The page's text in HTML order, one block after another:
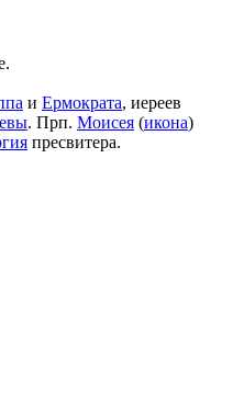
и Ермократа, иереев
. Прп. Моисея (икона)
пресвитера.